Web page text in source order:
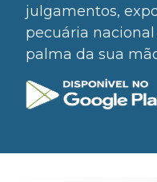
julgamentos,
pecuária
palma da sua